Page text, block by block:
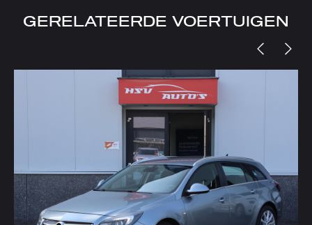
GERELATEERDE VOERTUIGEN